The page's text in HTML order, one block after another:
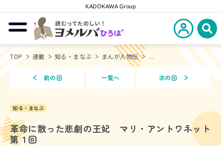
KADOKAWA Group
メニューを開閉する
読むってたのしい！
ヨメルバひろば
新規会員登
検
TOP 連載 知る・まなぶ まんが人物伝 ...
前の回 一覧へ 次の回
知る・まなぶ
革命に散った悲劇の王妃 マリ・アントワネット
第１回